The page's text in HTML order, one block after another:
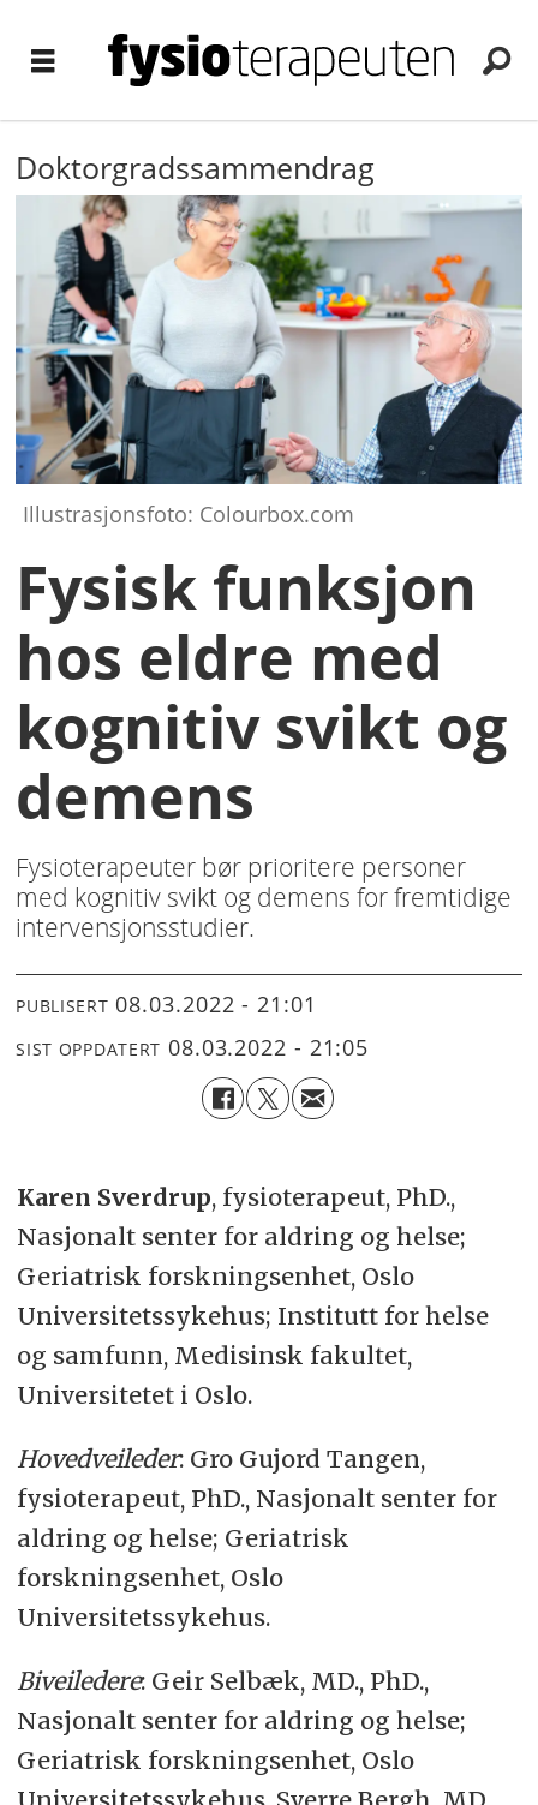
Doktorgradssammendrag
Illustrasjonsfoto: Colourbox.com
Fysisk funksjon
hos eldre med
kognitiv svikt og
demens
Fysioterapeuter bør prioritere personer
med kognitiv svikt og demens for fremtidige
intervensjonsstudier.
PUBLISERT 08.03.2022 - 21:01
SIST OPPDATERT 08.03.2022 - 21:05
Karen Sverdrup, fysioterapeut, PhD.,
Nasjonalt senter for aldring og helse;
Geriatrisk forskningsenhet, Oslo
Universitetssykehus; Instituttfor helse
og samfunn, Medisinsk fakultet,
Universitetet i Oslo.
Hovedveileder:Gro Gujord Tangen,
fysioterapeut, PhD., Nasjonalt senter for
aldring og helse; Geriatrisk
forskningsenhet, Oslo
Universitetssykehus.
Biveiledere: Geir Selbæk, MD., PhD.,
Nasjonalt senter for aldring og helse;
Geriatrisk forskningsenhet, Oslo